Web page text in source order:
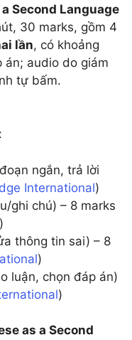
Second Language
30 marks, gồm 4
lần, có khoảng
án; audio do giám
tự bấm.
ngắn, trả lời
International)
ghi chú) – 8 marks
)
thông tin sai) – 8
)
luận, chọn đáp án)
)
as a Second